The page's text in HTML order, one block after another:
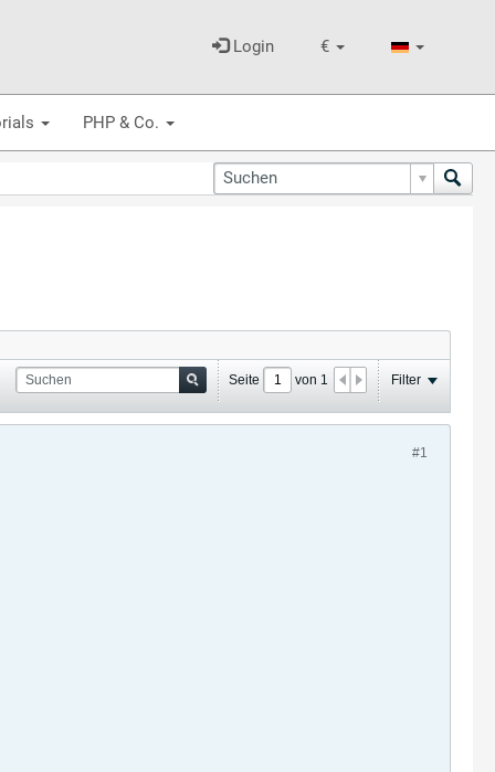
€
Login
PHP & Co.
Seite von 1 Filter
#1